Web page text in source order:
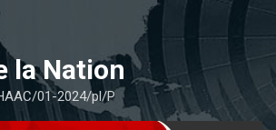
la Nation
01-2024/pl/P